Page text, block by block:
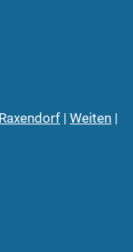
Raxendorf Weiten